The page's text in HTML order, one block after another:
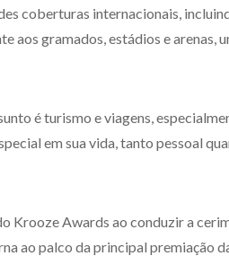
coberturas internacionais,
aos gramados, estádios e arenas,
é turismo e viagens,
em sua vida, tanto pessoal
Krooze Awards ao conduzir a
ao palco da principal premiação